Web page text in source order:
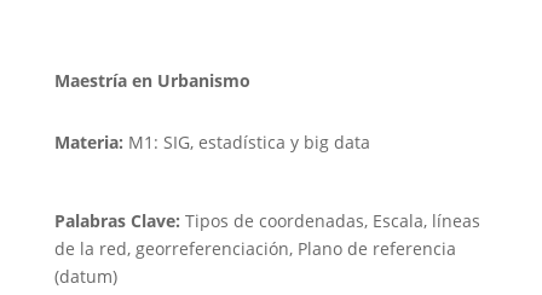
Maestría en Urbanismo
Materia: M1: SIG, estadística y big data
Palabras Clave: Tipos de coordenadas, Escala, líneas
de la red, georreferenciación, Plano de referencia
(datum)